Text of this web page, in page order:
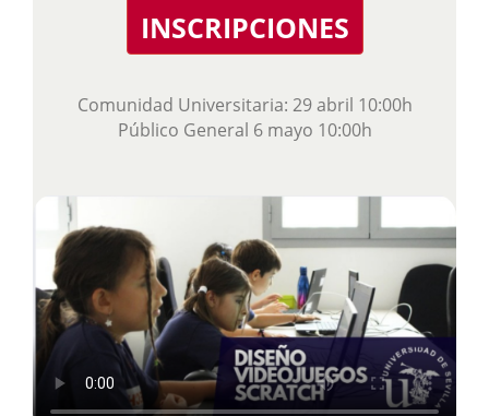
INSCRIPCIONES
Comunidad Universitaria: 29 abril 10:00h
Público General 6 mayo 10:00h